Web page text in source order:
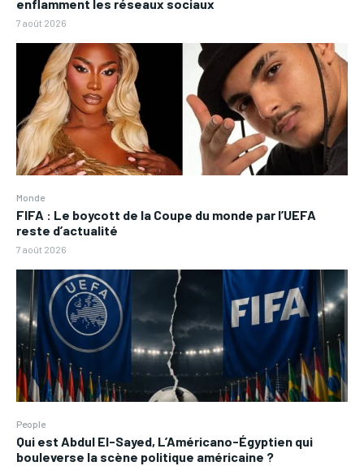
enflamment les réseaux sociaux
7 août 2026
Monde
FIFA : Le boycott de la Coupe du monde par l’UEFA
reste d’actualité
7 août 2026
People
Qui est Abdul El-Sayed, L’Américano-Égyptien qui
bouleverse la scène politique américaine ?